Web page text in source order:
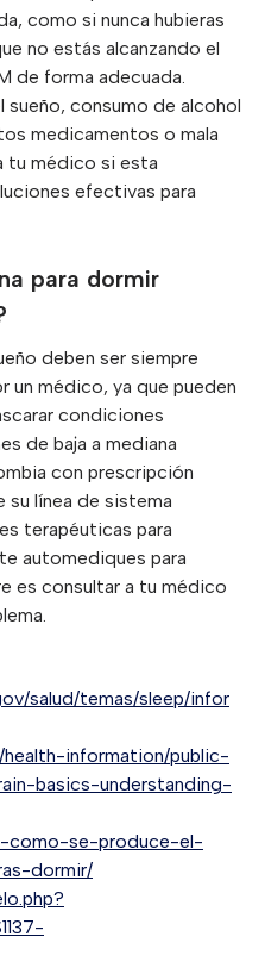
como si nunca hubieras
no estás alcanzando el
de forma adecuada.
sueño, consumo de alcohol
medicamentos o mala
tu médico si esta
efectivas para
para dormir
deben ser siempre
un médico, ya que pueden
condiciones
de baja a mediana
con prescripción
su línea de sistema
terapéuticas para
automediques para
es consultar a tu médico
salud/temas/sleep/infor
health-information/public-
basics-understanding-
como-se-produce-el-
dormir/